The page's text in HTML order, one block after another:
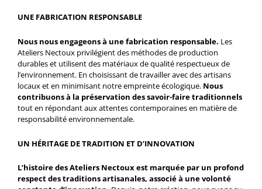
UNE FABRICATION RESPONSABLE
Nous nous engageons à une fabrication responsable. Les
Ateliers Nectoux privilégient des méthodes de production
durables et utilisent des matériaux de qualité respectueux de
l’environnement. En choisissant de travailler avec des artisans
locaux et en minimisant notre empreinte écologique. Nous
contribuons à la préservation des savoir-faire traditionnels
tout en répondant aux attentes contemporaines en matière de
responsabilité environnementale.
UN HÉRITAGE DE TRADITION ET D’INNOVATION
L’histoire des Ateliers Nectoux est marquée par un profond
respect des traditions artisanales, associé à une volonté